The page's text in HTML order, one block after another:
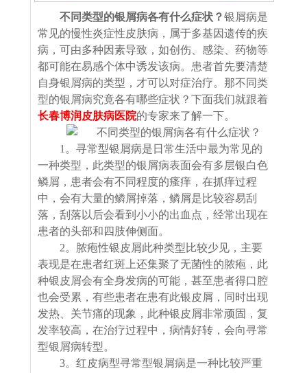
不同类型的银屑病各有什么症状？银屑病是
常见的慢性炎症性皮肤病，属于多基因遗传的疾
病，可由多种因素导致，如创伤、感染、药物等
都可能在易感个体中诱发该病。患者首先要清楚
自身银屑病的类型，才可以对症治疗。那不同类
型的银屑病究竟各有哪些症状？下面我们就跟着
长春博润皮肤病医院的专家来了解一下。
1。寻常型银屑病是日常生活中最为常见的
一种类型，此类型的银屑病表面会有多层银白色
鳞屑，患者会有不同程度的瘙痒，在抓痒过程
中，会有大量的鳞屑掉落，鳞屑是比较容易刮
落，刮落以后会看到小小的出血点，经常出现在
患者的头部和四肢伸侧面。
2。脓疱性银皮屑此种类型比较少见，主要
表现是在患者红斑上还集聚了无菌性的脓疱，此
种银皮屑会有全身发病的可能，甚至患者得口腔
也会受累，有些患者在患有此银皮屑，同时出现
发热、关节痛的现象，此种银皮屑非常顽固，复
发率较高，在治疗过程中，病情好转，会向寻常
型银屑病转型。
3。红皮病型寻常型银屑病是一种比较严重